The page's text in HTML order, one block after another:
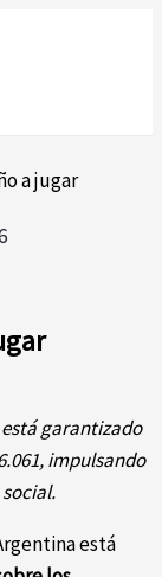
a jugar
garantizado
impulsando
está